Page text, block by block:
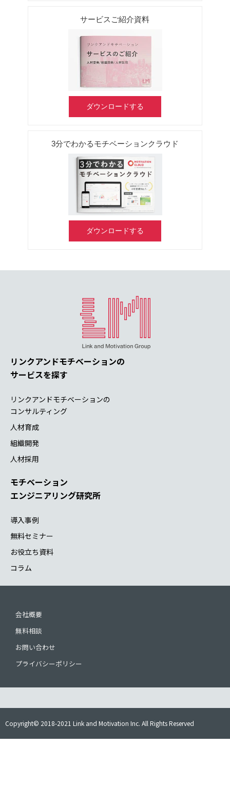
サービスご紹介資料
ダウンロードする
3分でわかるモチベーションクラウド
ダウンロードする
リンクアンドモチベーションの
サービスを探す
リンクアンドモチベーションの
コンサルティング
人材育成
組織開発
人材採用
モチベーション
エンジニアリング研究所
導入事例
無料セミナー
お役立ち資料
コラム
会社概要
無料相談
お問い合わせ
プライバシーポリシー
Copyright© 2018-2021 Link and Motivation Inc. All Rights Reserved